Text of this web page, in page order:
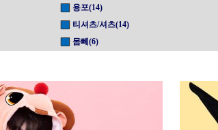
용포(14)
티셔츠/셔츠(14)
몸뻬(6)